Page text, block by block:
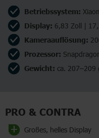
Betriebssystem:
Display: 6,83 Zoll |
Kameraauflösung:
Prozessor:
Gewicht: ca. 207–209
PRO & CONTRA
Großes, helles Display